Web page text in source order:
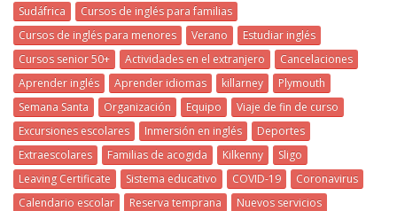
Sudáfrica
Cursos de inglés para familias
Cursos de inglés para menores
Verano
Estudiar inglés
Cursos senior 50+
Actividades en el extranjero
Cancelaciones
Aprender inglés
Aprender idiomas killarney
Plymouth
Semana Santa
Organización Equipo
Viaje de fin de curso
Excursiones escolares
Inmersión en inglés
Deportes
Extraescolares
Familias de acogida Kilkenny
Sligo
Leaving Certificate
Sistema educativo COVID-19
Coronavirus
Calendario escolar
Reserva temprana
Nuevos servicios